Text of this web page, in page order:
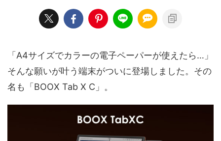
「A4サイズでカラーの電子ペーパーが使えたら…」
そんな願いが叶う端末がついに登場しました。その
名も「BOOX Tab X C」。